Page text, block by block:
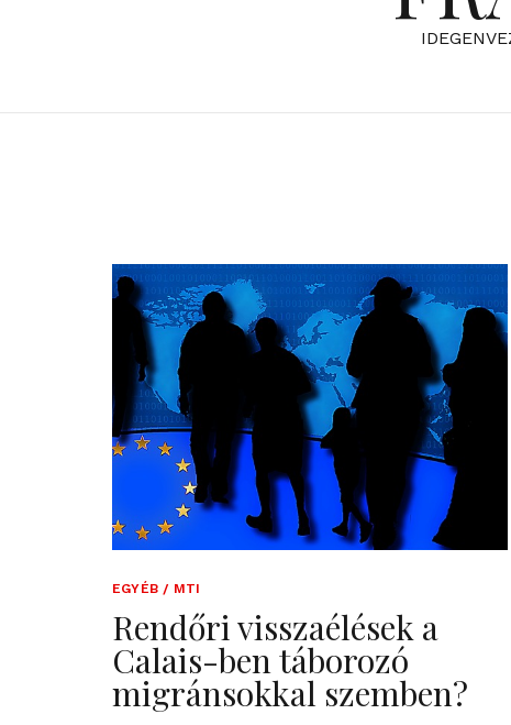
EGYÉB / MTI
Rendőri visszaélések a
Calais-ben táborozó
migránsokkal szemben?